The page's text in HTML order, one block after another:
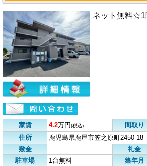
ネット無料☆1
家賃 4.2万円(税込) 間取り
住所
鹿児島県鹿屋市笠之原町2450-18
敷金
礼金
駐車場
1台無料 築年月